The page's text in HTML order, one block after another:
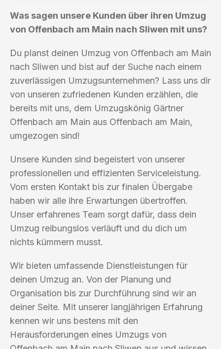
Was sagen unsere Kunden über ihren Umzug
von Offenbach am Main nach Sliwen mit uns?
Du planst deinen Umzug von Offenbach am Main
nach Sliwen und bist auf der Suche nach einem
zuverlässigen Umzugsunternehmen? Lass uns dir
von unseren zufriedenen Kunden erzählen, die
bereits mit uns, dem Umzugskönig Gärtner
Offenbach am Main aus Offenbach am Main,
umgezogen sind!
Unsere Kunden sind begeistert von unserer
professionellen und effizienten Serviceleistung.
Vom ersten Kontakt bis zur finalen Übergabe
haben wir alle ihre Erwartungen übertroffen.
Unser erfahrenes Team sorgt dafür, dass dein
Umzug reibungslos verläuft und du dich um
nichts kümmern musst.
Wir bieten umfassende Dienstleistungen für
deinen Umzug an. Von der Planung und
Organisation bis zur Durchführung sind wir an
deiner Seite. Mit unserer langjährigen Erfahrung
kennen wir uns bestens mit den
Herausforderungen eines Umzugs von